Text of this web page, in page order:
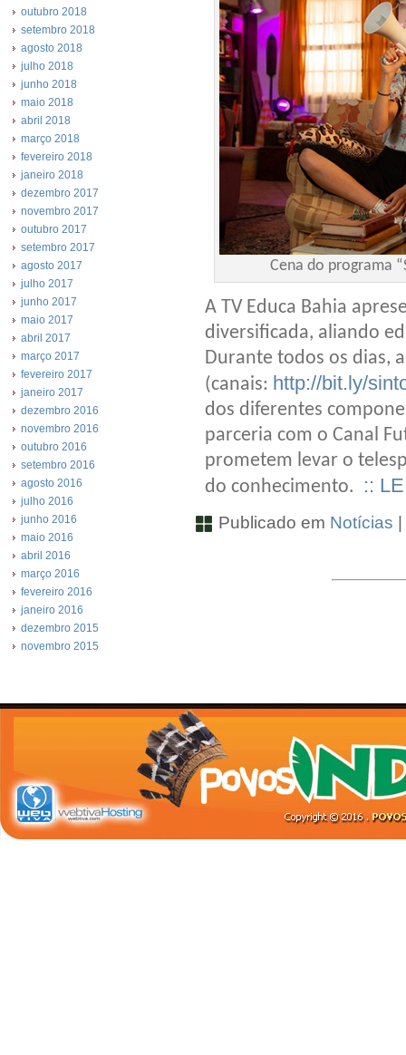
outubro 2018
setembro 2018
agosto 2018
julho 2018
junho 2018
maio 2018
abril 2018
março 2018
fevereiro 2018
janeiro 2018
dezembro 2017
novembro 2017
outubro 2017
setembro 2017
agosto 2017
julho 2017
junho 2017
maio 2017
abril 2017
março 2017
fevereiro 2017
janeiro 2017
dezembro 2016
novembro 2016
outubro 2016
setembro 2016
agosto 2016
julho 2016
junho 2016
maio 2016
abril 2016
março 2016
fevereiro 2016
janeiro 2016
dezembro 2015
novembro 2015
Cena do programa
A TV Educa Bahia
diversificada, aliando
Durante todos os dias,
(canais: http://bit.ly/
dos diferentes
parceria com o Canal
prometem levar o
do conhecimento. ::
Publicado em Notícias |